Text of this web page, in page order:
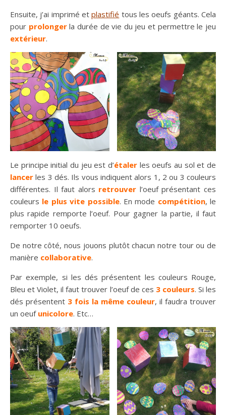
Ensuite, j’ai imprimé etplastifié tous les oeufs géants. Cela
pour prolonger la durée de vie du jeu et permettre le jeu
extérieur.
Le principe initial du jeu est d’étaler les oeufs au sol et de
lancer les 3 dés. Ils vous indiquent alors 1, 2 ou 3 couleurs
différentes. Il faut alors retrouver l’oeuf présentant ces
couleurs le plus vite possible. En mode compétition, le
plus rapide remporte l’oeuf. Pour gagner la partie, il faut
remporter 10 oeufs.
De notre côté, nous jouons plutôt chacun notre tour ou de
manière collaborative.
Par exemple, si les dés présentent les couleurs Rouge,
Bleu et Violet, il faut trouver l’oeuf de ces 3 couleurs. Si les
dés présentent 3 fois la même couleur, il faudra trouver
un oeuf unicolore. Etc…